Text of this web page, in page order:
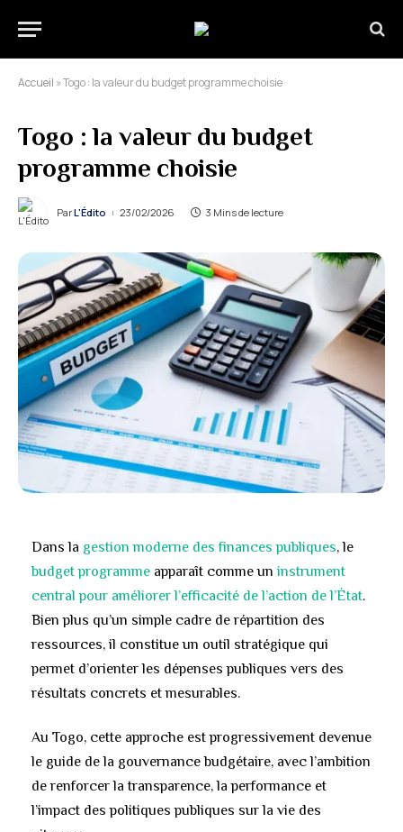
Accueil »Togo : la valeur du budget programme choisie
Togo : la valeur du budget
programme choisie
ParL'Édito 23/02/2026 3 Mins de lecture
Dans la gestion moderne des finances publiques, le
budget programme apparaît comme uninstrument
central pour améliorer l’efficacité de l’action de l’État.
Bien plus qu’un simple cadre de répartition des
ressources, il constitue un outil stratégique qui
permet d’orienter les dépenses publiques vers des
résultats concrets et mesurables.
Au Togo, cette approche est progressivement devenue
le guide de la gouvernance budgétaire, avec l’ambition
de renforcer la transparence, la performance et
l’impact des politiques publiques sur la vie des